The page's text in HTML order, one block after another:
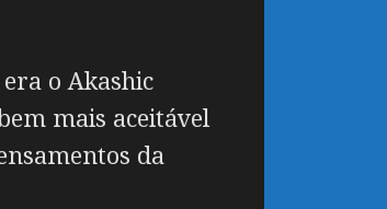
o Akashic
mais aceitável
da